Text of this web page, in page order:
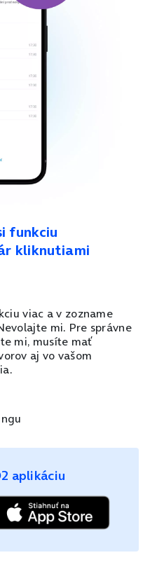
funkciu
kliknutiami
viac a v zozname
mi. Pre správne
mi, musíte mať
aj vo vašom
aplikáciu